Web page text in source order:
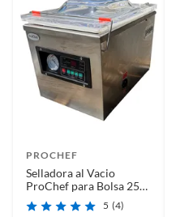
disponibilidad de
repuestos
Plazo de
disponibilidad de
servicio técnico
Tipo Industrial
Cantidad de paquetes
PROCHEF
Selladora al Vacio
ProChef para Bolsa 25
cm
5 (4)